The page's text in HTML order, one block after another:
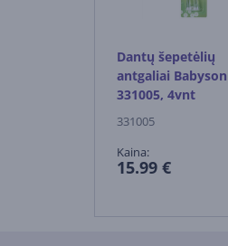
Dantų šepetėlių
antgaliai
331005, 4vnt
331005
Kaina:
15.99 €